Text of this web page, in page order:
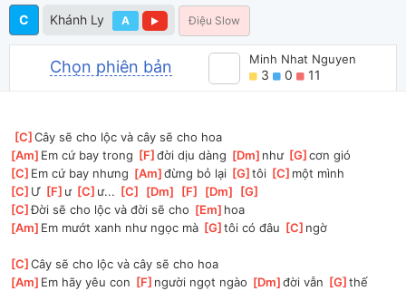
C Khánh Ly A Điệu Slow
Chọn phiên bản Minh Nhat Nguyen
3 0 11
[C ]
Cây sẽ cho lộc và cây sẽ cho hoa
[Am ]Em cứ bay trong [F ]
đời dịu dàng [Dm ]như [G ]
cơn gió
[C ]Em cứ bay nhưng [Am ]
đừng bỏ lại [G ]tôi [C ]một mình
[C ]Ư [F ]ư [C ]ư... [C [Dm [F [Dm [G
[C ]
Đời sẽ cho lộc và đời sẽ cho [Em ]hoa
[Am ]Em mướt xanh như ngọc mà [G ]tôi có đâu [C ]ngờ
[C ]
Cây sẽ cho lộc và cây sẽ cho hoa
[Am ]Em hãy yêu con [F ]người ngọt ngào [Dm ]
đời vẫn [G ]thế